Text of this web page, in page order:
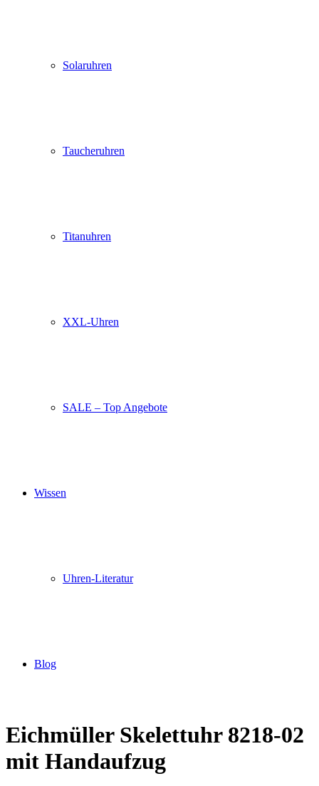
Solaruhren
Taucheruhren
Titanuhren
XXL-Uhren
SALE – Top Angebote
Wissen
Uhren-Literatur
Blog
Eichmüller Skelettuhr 8218-02
mit Handaufzug